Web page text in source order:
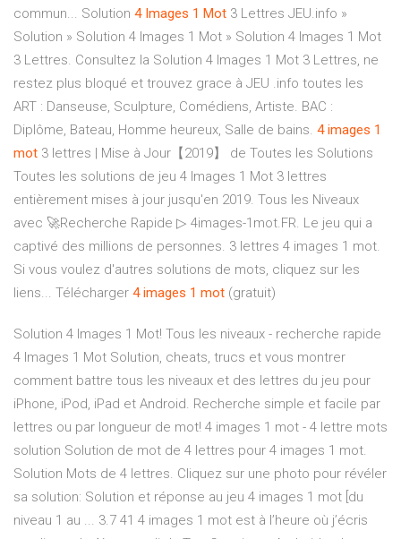
commun... Solution 4 Images 1 Mot 3 Lettres JEU.info »
Solution » Solution 4 Images 1 Mot » Solution 4 Images 1 Mot
3 Lettres. Consultez la Solution 4 Images 1 Mot 3 Lettres, ne
restez plus bloqué et trouvez grace à JEU .info toutes les
ART : Danseuse, Sculpture, Comédiens, Artiste. BAC :
Diplôme, Bateau, Homme heureux, Salle de bains. 4 images 1
mot 3 lettres | Mise à Jour【2019】 de Toutes les Solutions
Toutes les solutions de jeu 4 Images 1 Mot 3 lettres
entièrement mises à jour jusqu'en 2019. Tous les Niveaux
avec 🚀Recherche Rapide ▷ 4images-1mot.FR. Le jeu qui a
captivé des millions de personnes. 3 lettres 4 images 1 mot.
Si vous voulez d'autres solutions de mots, cliquez sur les
liens... Télécharger 4 images 1 mot (gratuit)
Solution 4 Images 1 Mot! Tous les niveaux - recherche rapide
4 Images 1 Mot Solution, cheats, trucs et vous montrer
comment battre tous les niveaux et des lettres du jeu pour
iPhone, iPod, iPad et Android. Recherche simple et facile par
lettres ou par longueur de mot! 4 images 1 mot - 4 lettre mots
solution Solution de mot de 4 lettres pour 4 images 1 mot.
Solution Mots de 4 lettres. Cliquez sur une photo pour révéler
sa solution: Solution et réponse au jeu 4 images 1 mot [du
niveau 1 au ... 3.7 41 4 images 1 mot est à l’heure où j’écris